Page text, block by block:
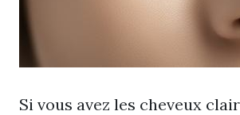
Si vous avez les cheveux